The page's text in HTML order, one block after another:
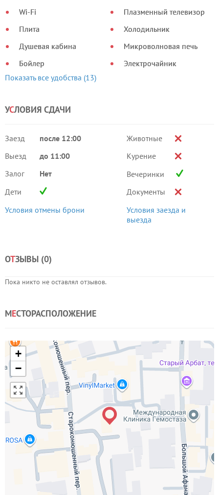
Wi-Fi
Плита
Душевая кабина
Бойлер
Плазменный телевизор
Холодильник
Микроволновая печь
Электрочайник
Показать все удобства (13)
УСЛОВИЯ СДАЧИ
Заезд
после 12:00
Выезд
до 11:00
Залог
Нет
Дети
Условия отмены брони
Животные
Курение
Вечеринки
Документы
Условия заезда и
выезда
ОТЗЫВЫ (0)
Пока никто не оставлял отзывов.
МЕСТОРАСПОЛОЖЕНИЕ
+
−